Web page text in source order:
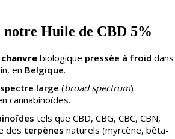
notre Huile de CBD 5%
biologique pressée à froid dans
en Belgique.
spectre large (broad spectrum)
cannabinoïdes.
tels que CBD, CBG, CBC, CBN,
des terpènes naturels (myrcène, bêta-